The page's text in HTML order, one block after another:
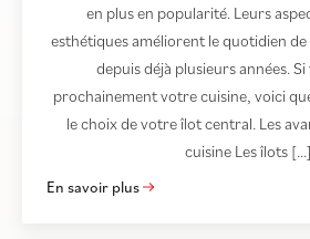
en plus en popularité. Leurs
esthétiques améliorent le quotidien
depuis déjà plusieurs années.
prochainement votre cuisine, voici
le choix de votre îlot central. Les
cuisine Les îlots […]
En savoir plus